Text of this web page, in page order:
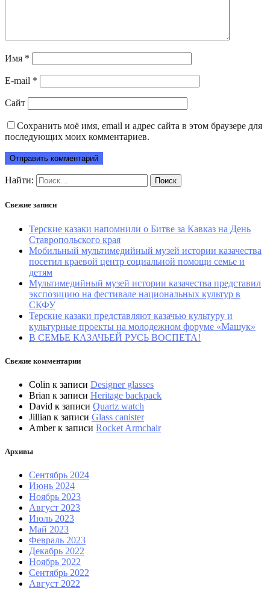
Имя *
E-mail *
Сайт
Сохранить моё имя, email и адрес сайта в этом браузере для
последующих моих комментариев.
Найти:
Свежие записи
Терские казаки напомнили о Битве за Кавказ на День
Ставропольского края
Мобильный мультимедийный музей истории казачества
посетил краевой центр социальной помощи семье и
детям
Мультимедийный музей истории казачества представил
экспозицию на фестивале национальных культур в
СКФУ
Терские казаки представляют казачью культуру и
культурные проекты на молодежном форуме «Машук»
В СЕМЬЕ КАЗАЧЬЕЙ РУСЬ ВОСПЕТА!
Свежие комментарии
Colin к записи Designer glasses
Brian к записи Heritage backpack
David к записи Quartz watch
Jillian к записи Glass canister
Amberк записи Rocket Armchair
Архивы
Сентябрь 2024
Июнь 2024
Ноябрь 2023
Август 2023
Июль 2023
Май 2023
Февраль 2023
Декабрь 2022
Ноябрь 2022
Сентябрь 2022
Август 2022